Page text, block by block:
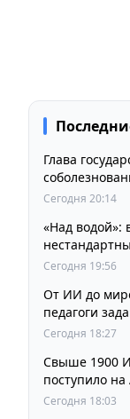
Глава
Сегодня 20:14
«Над
пробок и смога
Сегодня 19:56
От ИИ до
педагоги
Сегодня 18:27
Свыше 1900
поступило
Сегодня 18:03